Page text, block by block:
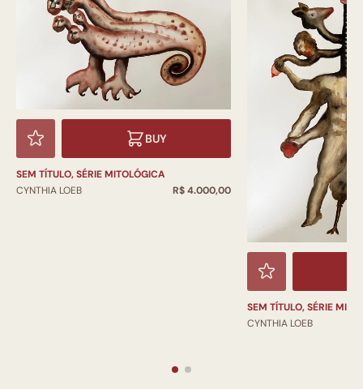
BUY
SEM TÍTULO, SÉRIE MITOLÓGICA
CYNTHIA LOEB
R$ 4.000,00
SEM TÍTULO, SÉRIE
CYNTHIA LOEB